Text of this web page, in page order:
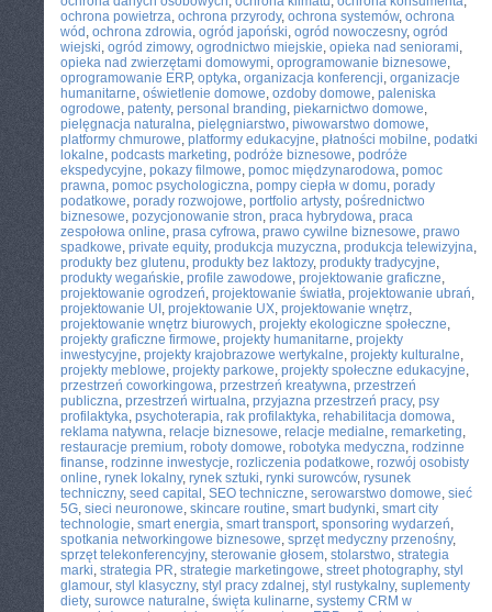
ochrona powietrza, ochrona przyrody, ochrona systemów, ochrona
wód , ochrona zdrowia, ogród japoński, ogród nowoczesny, ogród
wiejski, ogród zimowy, ogrodnictwo miejskie, opieka nad seniorami,
opieka nad zwierzętami domowymi, oprogramowanie biznesowe,
oprogramowanie ERP, optyka, organizacja konferencji, organizacje
humanitarne, oświetlenie domowe, ozdoby domowe, paleniska
ogrodowe, patenty, personal branding, piekarnictwo domowe,
pielęgnacja naturalna, pielęgniarstwo, piwowarstwo domowe,
platformy chmurowe, platformy edukacyjne, płatności mobilne, podatki
lokalne, podcasts marketing, podróże biznesowe, podróże
ekspedycyjne, pokazy filmowe, pomoc międzynarodowa, pomoc
prawna, pomoc psychologiczna, pompy ciepła w domu, porady
podatkowe, porady rozwojowe, portfolio artysty, pośrednictwo
biznesowe, pozycjonowanie stron, praca hybrydowa, praca
zespołowa online, prasa cyfrowa, prawo cywilne biznesowe, prawo
spadkowe, private equity, produkcja muzyczna, produkcja telewizyjna,
produkty bez glutenu, produkty bez laktozy, produkty tradycyjne,
produkty wegańskie, profile zawodowe, projektowanie graficzne,
projektowanie ogrodzeń, projektowanie światła, projektowanie ubrań,
projektowanie UI , projektowanie UX, projektowanie wnętrz,
projektowanie wnętrz biurowych, projekty ekologiczne społeczne,
projekty graficzne firmowe, projekty humanitarne, projekty
inwestycyjne, projekty krajobrazowe wertykalne, projekty kulturalne,
projekty meblowe, projekty parkowe, projekty społeczne edukacyjne,
przestrzeń coworkingowa, przestrzeń kreatywna, przestrzeń
publiczna, przestrzeń wirtualna, przyjazna przestrzeń pracy, psy
profilaktyka, psychoterapia, rak profilaktyka, rehabilitacja domowa,
reklama natywna, relacje biznesowe, relacje medialne, remarketing,
restauracje premium, roboty domowe, robotyka medyczna, rodzinne
finanse, rodzinne inwestycje, rozliczenia podatkowe, rozwój osobisty
online, rynek lokalny, rynek sztuki, rynki surowców, rysunek
techniczny, seed capital , SEO techniczne, serowarstwo domowe, sieć
5G, sieci neuronowe, skincare routine, smart budynki, smart city
technologie, smart energia, smart transport, sponsoring wydarzeń,
spotkania networkingowe biznesowe, sprzęt medyczny przenośny,
sprzęt telekonferencyjny, sterowanie głosem, stolarstwo, strategia
marki, strategia PR, strategie marketingowe, street photography, styl
glamour, styl klasyczny, styl pracy zdalnej, styl rustykalny, suplementy
diety, surowce naturalne, święta kulinarne, systemy CRM w